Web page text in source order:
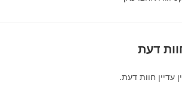
דעת
עדיין חוות דעת.